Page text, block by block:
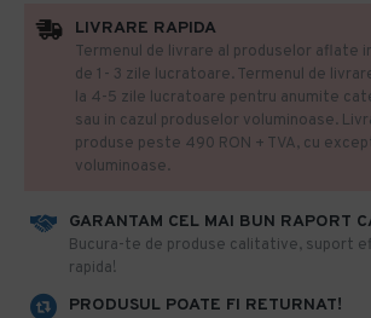
GARANTAM CEL MAI BUN RAPORT
​Bucura-te de produse calitative, suport
rapida!
PRODUSUL POATE FI RETURNAT!
LIVRARE RAPIDA
Termenul de livrare al produselor aflate
de 1- 3 zile lucratoare. Termenul de
la 4-5 zile lucratoare pentru anumite
sau in cazul produselor voluminoase.
produse peste 490 RON + TVA, cu
voluminoase.